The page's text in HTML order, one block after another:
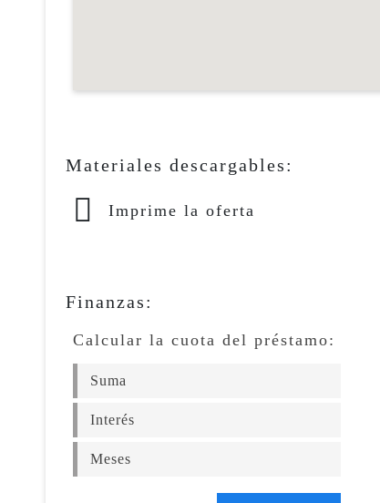
Materiales descargables:
Imprime la oferta
Finanzas:
Calcular la cuota del préstamo: